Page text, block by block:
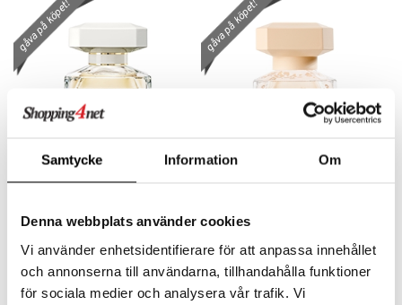
Samtycke Information Om
Denna webbplats använder cookies
Vi använder enhetsidentifierare för att anpassa innehållet
och annonserna till användarna, tillhandahålla funktioner
för sociala medier och analysera vår trafik. Vi
White - Eau de parfum
Sensuellt, romantisk vit bukett från Elie Saab
645 kr
gåva på köpet!
Bridal - Eau de Parfum
Romantisk blommig eau de parfum från Elie Saab
655 kr
gåva på köpet!